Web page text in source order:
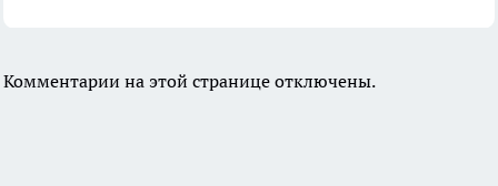
Комментарии на этой странице отключены.